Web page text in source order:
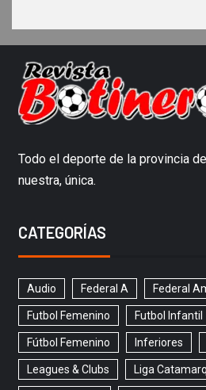
Todo el deporte de la provincia
nuestra, única.
CATEGORÍAS
Audio Federal A Federal
Futbol Femenino Futbol Infantil
Fútbol Femenino Inferiores
Leagues & Clubs Liga